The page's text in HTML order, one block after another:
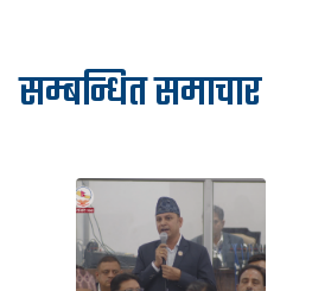
सम्बन्धित समाचार